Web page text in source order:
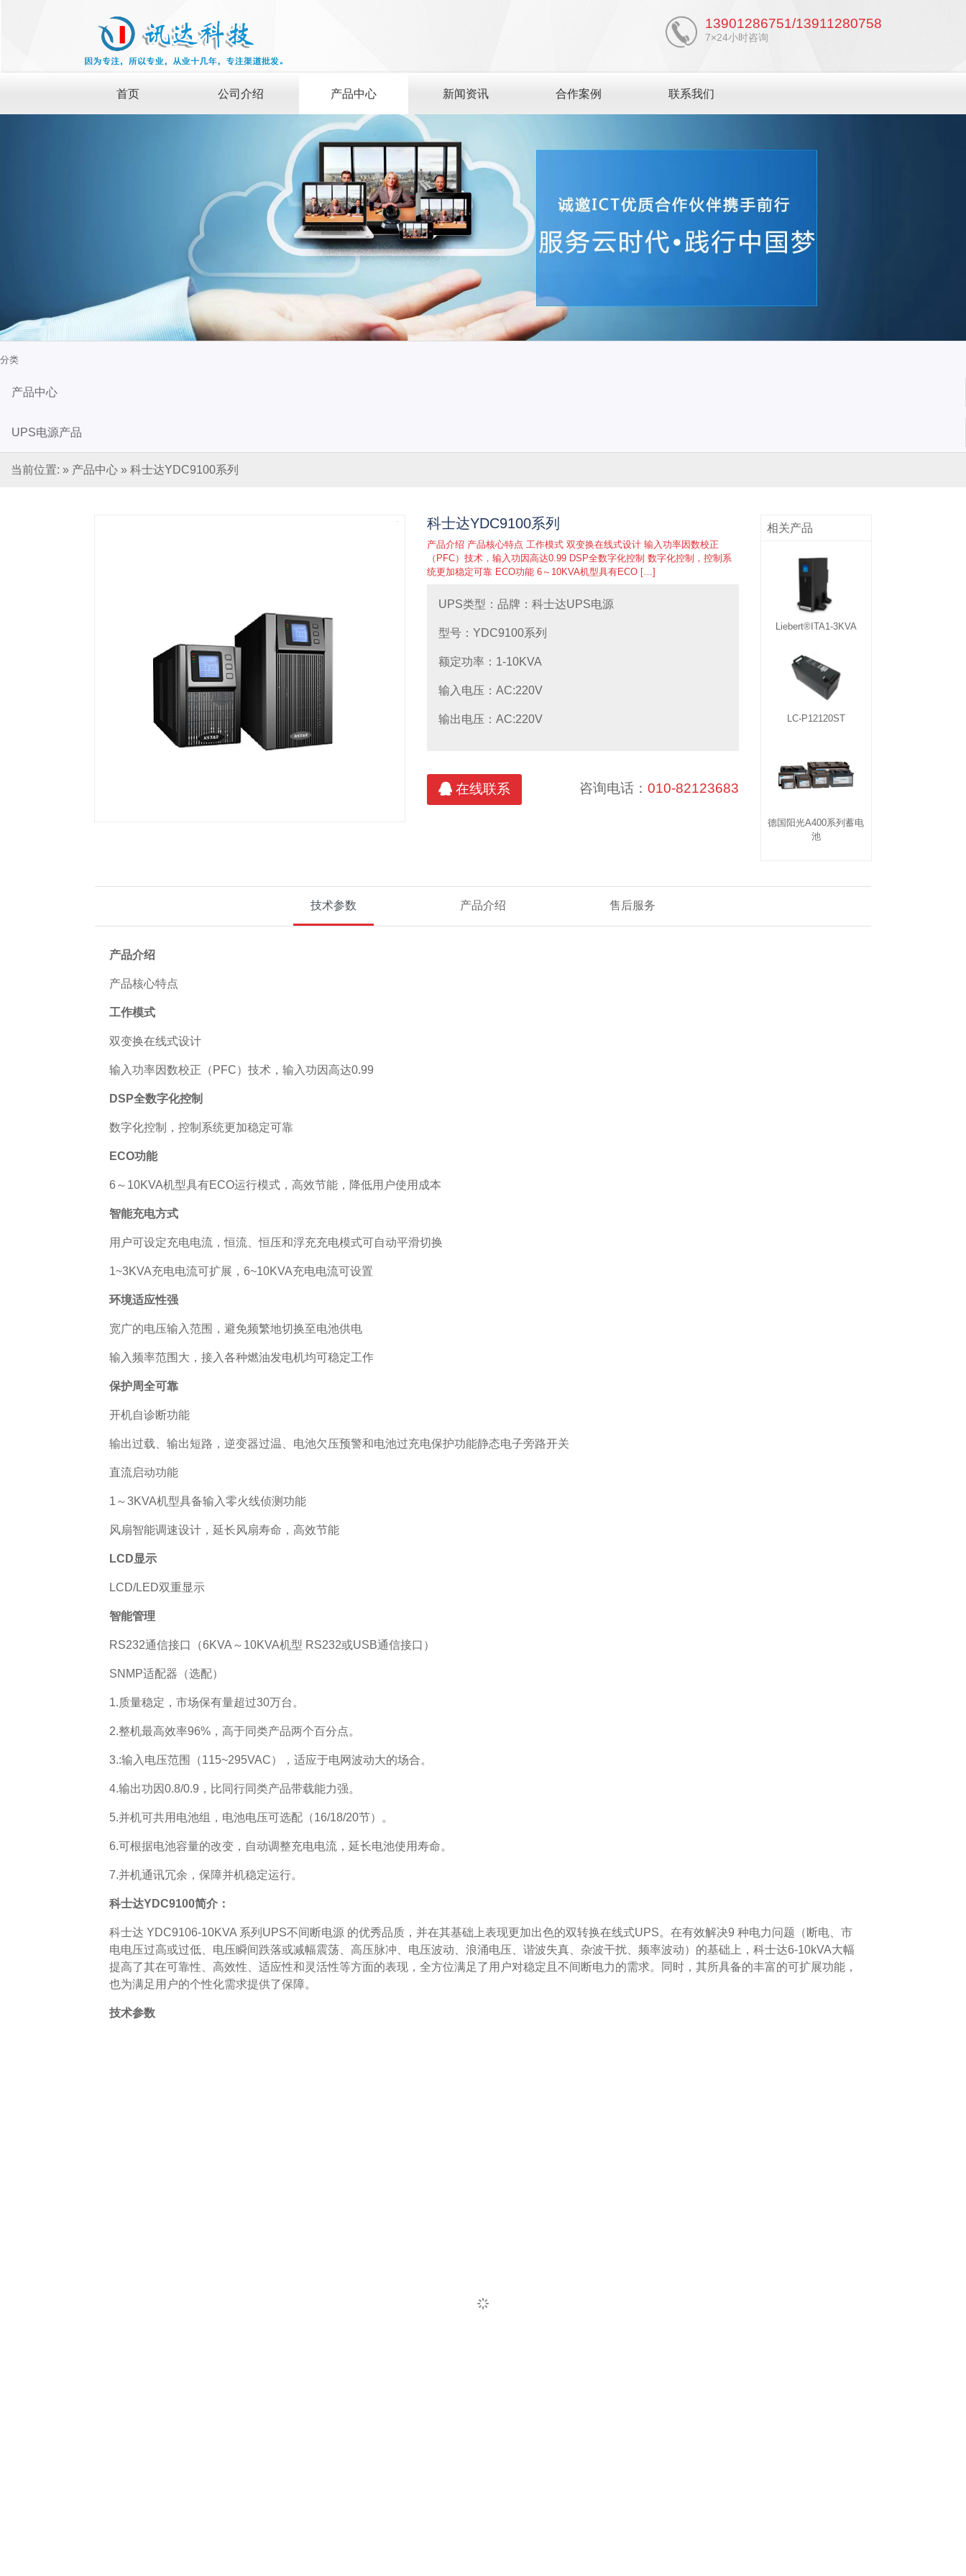
13901286751/13911280758
7×24小时咨询
首页 公司介绍 产品中心 新闻资讯 合作案例 联系我们
分类
产品中心
UPS电源产品
山特（SANTAK)UPS电源 维谛（VERTIV)艾默生UPS电源
科华蓄电池
山特机房精密空调
EPS消防应急电源产品 动环监控及电池监测产品
当前位置: » 产品中心 » 科士达YDC9100系列
科士达YDC9100系列
产品介绍 产品核心特点 工作模式 双变换在线式设计 输入功率因数校正
（PFC）技术，输入功因高达0.99 DSP全数字化控制 数字化控制，控制系
统更加稳定可靠 ECO功能 6～10KVA机型具有ECO […]
UPS类型：品牌：科士达UPS电源
型号：YDC9100系列
额定功率：1-10KVA
输入电压：AC:220V
输出电压：AC:220V
在线联系 咨询电话： 010-82123683
相关产品
Liebert®ITA1-3KVA
LC-P12120ST
德国阳光A400系列蓄电
池
技术参数 产品介绍 售后服务
产品介绍
产品核心特点
工作模式
双变换在线式设计
输入功率因数校正（PFC）技术，输入功因高达0.99
DSP全数字化控制
数字化控制，控制系统更加稳定可靠
ECO功能
6～10KVA机型具有ECO运行模式，高效节能，降低用户使用成本
智能充电方式
用户可设定充电电流，恒流、恒压和浮充充电模式可自动平滑切换
1~3KVA充电电流可扩展，6~10KVA充电电流可设置
环境适应性强
宽广的电压输入范围，避免频繁地切换至电池供电
输入频率范围大，接入各种燃油发电机均可稳定工作
保护周全可靠
开机自诊断功能
输出过载、输出短路，逆变器过温、电池欠压预警和电池过充电保护功能静态电子旁路开关
直流启动功能
1～3KVA机型具备输入零火线侦测功能
风扇智能调速设计，延长风扇寿命，高效节能
LCD显示
LCD/LED双重显示
智能管理
RS232通信接口（6KVA～10KVA机型 RS232或USB通信接口）
SNMP适配器（选配）
1.质量稳定，市场保有量超过30万台。
2.整机最高效率96%，高于同类产品两个百分点。
3.:输入电压范围（115~295VAC），适应于电网波动大的场合。
4.输出功因0.8/0.9，比同行同类产品带载能力强。
5.并机可共用电池组，电池电压可选配（16/18/20节）。
6.可根据电池容量的改变，自动调整充电电流，延长电池使用寿命。
7.并机通讯冗余，保障并机稳定运行。
科士达YDC9100简介：
科士达 YDC9106-10KVA 系列UPS不间断电源 的优秀品质，并在其基础上表现更加出色的双转换在线式UPS。在有效解决9 种电力问题（断电、市
电电压过高或过低、电压瞬间跌落或减幅震荡、高压脉冲、电压波动、浪涌电压、谐波失真、杂波干扰、频率波动）的基础上，科士达6-10kVA大幅
提高了其在可靠性、高效性、适应性和灵活性等方面的表现，全方位满足了用户对稳定且不间断电力的需求。同时，其所具备的丰富的可扩展功能，
也为满足用户的个性化需求提供了保障。
技术参数